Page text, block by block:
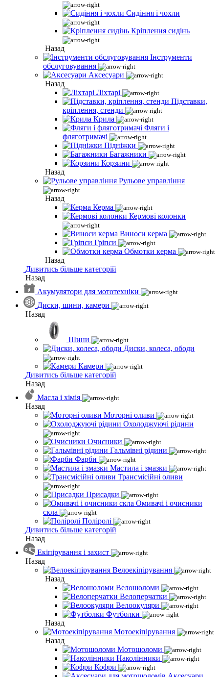
Сидіння і чохли
Кріплення сидінь
Назад
Інструменти
обслуговування
Аксесуари
Назад
Ліхтарі
Підставки,
кріплення, стенди
Крила
Фляги і
фляготримачі
Підніжки
Багажники
Корзини
Назад
Рульове управління
Назад
Керма
Кермові колонки
Виноси керма
Гріпси
Обмотки керма
Назад
Дивитись більше категорій
Назад
Акумулятори для мототехніки
Диски, шини, камери
Назад
Шини
Диски, колеса, ободи
Камери
Дивитись більше категорій
Назад
Масла і хімія
Назад
Моторні оливи
Охолоджуючі рідини
Очисники
Гальмівні рідини
Фарби
Мастила і змазки
Трансмісійні оливи
Присадки
Омивачі і очисники
скла
Поліролі
Дивитись більше категорій
Назад
Екіпірування і захист
Назад
Велоекіпірування
Назад
Велошоломи
Велоперчатки
Велоокуляри
Футболки
Назад
Мотоекіпірування
Назад
Мотошоломи
Наколінники
Кофри